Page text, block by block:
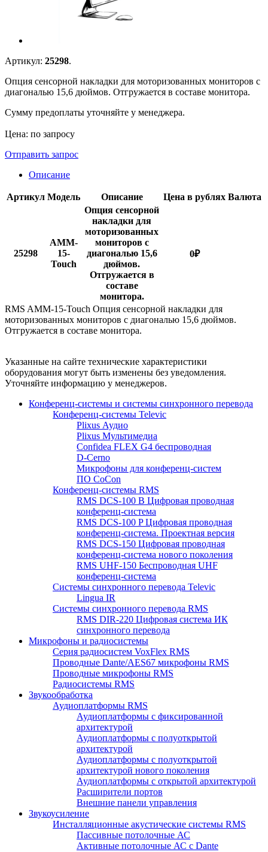
Артикул: 25298.
Опция сенсорной накладки для моторизованных мониторов с
диагональю 15,6 дюймов. Отгружается в составе монитора.
Сумму предоплаты уточняйте у менеджера.
Цена: по запросу
Отправить запрос
Описание
Артикул Модель Описание Цена в рублях Валюта
25298
AMM-
15-
Touch
Опция сенсорной
накладки для
моторизованных
мониторов с
диагональю 15,6
дюймов.
Отгружается в
составе
монитора.
0₽
RMS AMM-15-Touch Опция сенсорной накладки для
моторизованных мониторов с диагональю 15,6 дюймов.
Отгружается в составе монитора.
Указанные на сайте технические характеристики
оборудования могут быть изменены без уведомления.
Уточняйте информацию у менеджеров.
Конференц-системы и системы синхронного перевода
Конференц-системы Televic
Plixus Аудио
Plixus Мультимедиа
Confidea FLEX G4 беспроводная
D-Cerno
Микрофоны для конференц-систем
ПО CoCon
Конференц-системы RMS
RMS DCS-100 B Цифровая проводная
конференц-система
RMS DCS-100 P Цифровая проводная
конференц-система. Проектная версия
RMS DCS-150 Цифровая проводная
конференц-система нового поколения
RMS UHF-150 Беспроводная UHF
конференц-система
Системы синхронного перевода Televic
Lingua IR
Системы синхронного перевода RMS
RMS DIR-220 Цифровая система ИК
синхронного перевода
Микрофоны и радиосистемы
Серия радиосистем VoxFlex RMS
Проводные Dante/AES67 микрофоны RMS
Проводные микрофоны RMS
Радиосистемы RMS
Звукообработка
Аудиоплатформы RMS
Аудиоплатформы с фиксированной
архитектурой
Аудиоплатформы с полуоткрытой
архитектурой
Аудиоплатформы с полуоткрытой
архитектурой нового поколения
Аудиоплатформы с открытой архитектурой
Расширители портов
Внешние панели управления
Звукоусиление
Инсталляционные акустические системы RMS
Пассивные потолочные АС
Активные потолочные АС с Dante